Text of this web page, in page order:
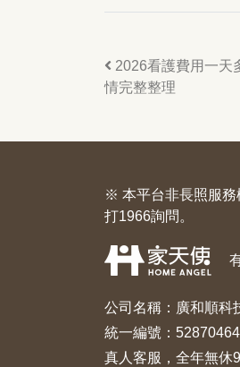
2026看護費用一天
情完整整理
※ 本平台非長照服務
打1966詢問。
公司名稱：廣和順科
統一編號：52870464
真人客服，全年無休